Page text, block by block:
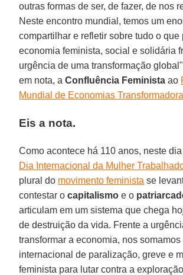
outras formas de ser, de fazer, de nos
Neste encontro mundial, temos um
compartilhar e refletir sobre tudo o que
economia feminista, social e solidária
urgência de uma transformação
em nota, aConfluência Feminista ao
Mundial de Economias
Eis a nota.
Como acontece há 110 anos, neste
Dia Internacional da Mulher
plural do movimento feminista se
contestar ocapitalismo e o
articulam em um sistema que chega
de destruição da vida. Frente a
transformar a economia, nos
internacional de paralização, greve e
feminista para lutar contra a